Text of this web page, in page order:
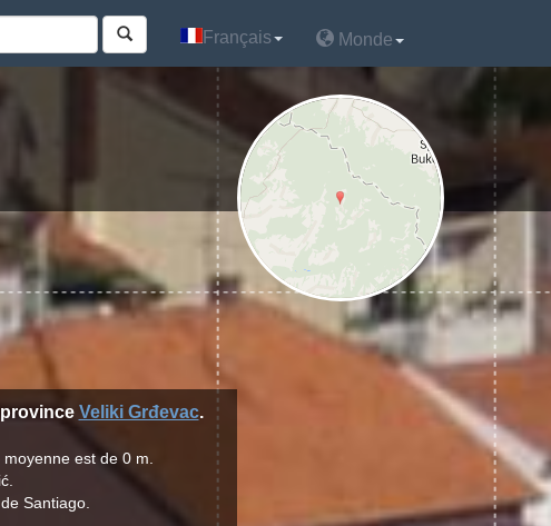
Français Monde
Veliki Grđevac.
est de 0 m.
Santiago.
Français Monde